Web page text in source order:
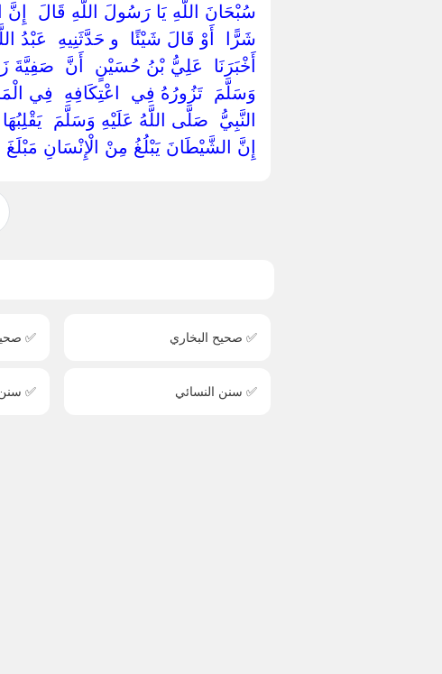
سُبْحَانَ اللَّهِ يَا رَسُولَ اللَّهِ قَالَ
شَرًّا ‏ ‏أَوْ قَالَ شَيْئًا ‏ ‏و حَدَّثَنِيهِ ‏ ‏عَبْدُ
‏أَخْبَرَنَا ‏ ‏عَلِيُّ بْنُ حُسَيْنٍ ‏ ‏أَنَّ ‏ ‏صَفِيَّةَ
وَسَلَّمَ ‏ ‏تَزُورُهُ فِي ‏ ‏اعْتِكَافِهِ ‏ ‏فِي
النَّبِيُّ ‏ ‏صَلَّى اللَّهُ عَلَيْهِ وَسَلَّمَ
‏إِنَّ الشَّيْطَانَ يَبْلُغُ مِنْ الْإِنْسَانِ
✅ صحيح البخاري ✅
✅ سنن النسائي ✅